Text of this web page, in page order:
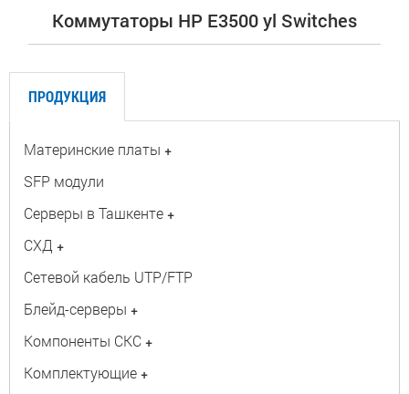
Kоммутаторы HP E3500 yl Switches
ПРОДУКЦИЯ
Материнские платы +
SFP модули
Серверы в Ташкенте +
СХД +
Сетевой кабель UTP/FTP
Блейд-серверы +
Компоненты СКС +
Комплектующие +